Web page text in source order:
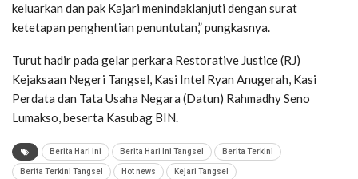
keluarkan dan pak Kajari menindaklanjuti dengan surat
ketetapan penghentian penuntutan,” pungkasnya.
Turut hadir pada gelar perkara Restorative Justice (RJ)
Kejaksaan Negeri Tangsel, Kasi Intel Ryan Anugerah, Kasi
Perdata dan Tata Usaha Negara (Datun) Rahmadhy Seno
Lumakso, beserta Kasubag BIN.
Berita Hari Ini Berita Hari Ini Tangsel Berita Terkini
Berita Terkini Tangsel Hot news Kejari Tangsel